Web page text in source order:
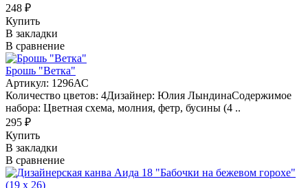
248 ₽
Купить
В закладки
В сравнение
Брошь "Ветка"
Артикул: 1296АС
Количество цветов: 4Дизайнер: Юлия ЛындинаСодержимое
набора: Цветная схема, молния, фетр, бусины (4 ..
295 ₽
Купить
В закладки
В сравнение